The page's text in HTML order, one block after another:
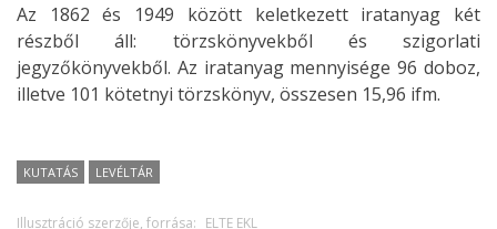
Az 1862 és 1949 között keletkezett iratanyag két
részből áll: törzskönyvekből és szigorlati
jegyzőkönyvekből. Az iratanyag mennyisége 96 doboz,
illetve 101 kötetnyi törzskönyv, összesen 15,96 ifm.
KUTATÁS LEVÉLTÁR
Illusztráció szerzője, forrása: ELTE EKL